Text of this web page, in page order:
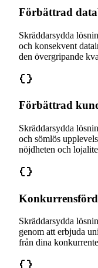
Förbättrad
Skräddarsydda
och konsekvent
den övergripande
Förbättrad
Skräddarsydda
och sömlös
nöjdheten och
Skräddarsydda
genom att erbjuda
från dina